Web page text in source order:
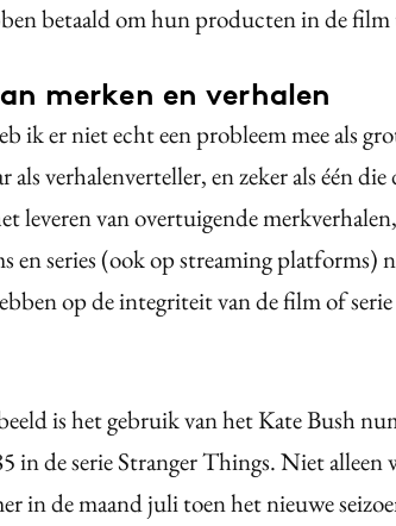
betaald om hun producten in de film
merken en verhalen
ik er niet echt een probleem mee als
verhalenverteller, en zeker als één
leveren van overtuigende
en series (ook op streaming platforms)
op de integriteit van de film of
is het gebruik van het Kate Bush
de serie Stranger Things. Niet alleen
in de maand juli toen het nieuwe